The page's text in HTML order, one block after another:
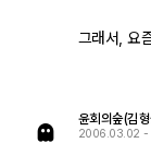
그래서, 요
윤회의숲(김
2006.03.02 -